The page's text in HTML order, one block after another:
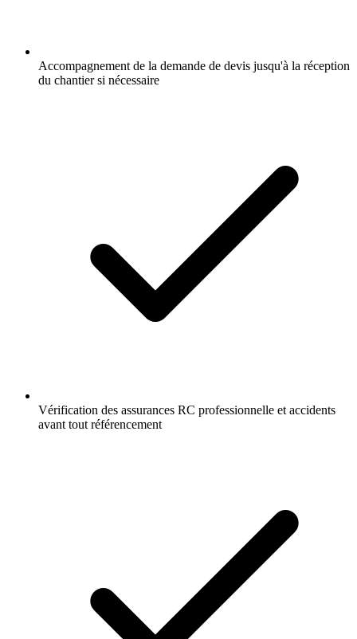
Accompagnement de la demande de devis jusqu'à la réception
du chantier si nécessaire
Vérification des assurances RC professionnelle et accidents
avant tout référencement